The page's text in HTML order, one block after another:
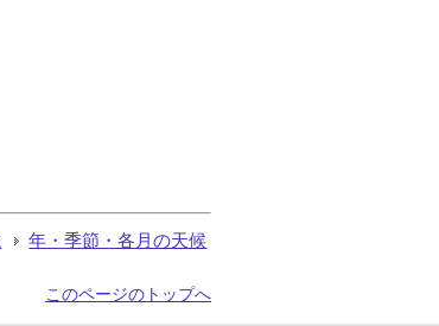
年・季節・各月の天候
このページのトップへ